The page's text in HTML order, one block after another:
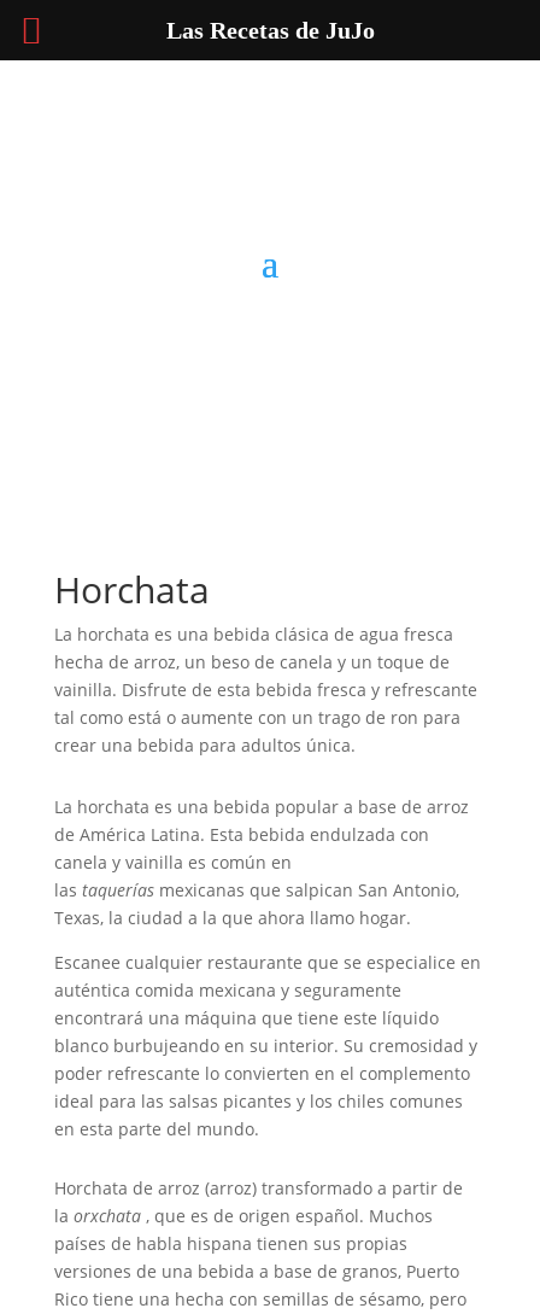
Horchata
La horchata es una bebida clásica de agua fresca
hecha de arroz, un beso de canela y un toque de
vainilla. Disfrute de esta bebida fresca y refrescante
tal como está o aumente con un trago de ron para
crear una bebida para adultos única.
La horchata es una bebida popular a base de arroz
de América Latina. Esta bebida endulzada con
canela y vainilla es común en
las taqueríasmexicanas que salpican San Antonio,
Texas, la ciudad a la que ahora llamo hogar.
Escanee cualquier restaurante que se especialice en
auténtica comida mexicana y seguramente
encontrará una máquina que tiene este líquido
blanco burbujeando en su interior. Su cremosidad y
poder refrescante lo convierten en el complemento
ideal para las salsas picantes y los chiles comunes
en esta parte del mundo.
Horchata de arroz (arroz) transformado a partir de
la orxchata, que es de origen español. Muchos
países de habla hispana tienen sus propias
versiones de una bebida a base de granos, Puerto
Rico tiene una hecha con semillas de sésamo, pero
Las Recetas de JuJo